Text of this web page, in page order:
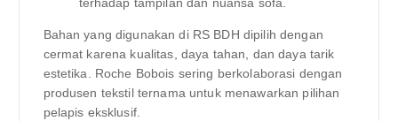
terhadap tampilan dan nuansa sofa.
Bahan yang digunakan di RS BDH dipilih dengan
cermat karena kualitas, daya tahan, dan daya tarik
estetika. Roche Bobois sering berkolaborasi dengan
produsen tekstil ternama untuk menawarkan pilihan
pelapis eksklusif.